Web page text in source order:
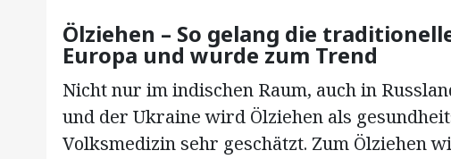
Ölziehen – So gelang die
Europa und wurde zum Trend
Nicht nur im indischen Raum, auch in
und der Ukraine wird Ölziehen als
Volksmedizin sehr geschätzt. Zum Ölziehen